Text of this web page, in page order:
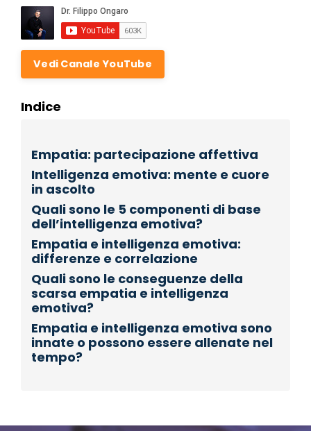
Vedi Canale YouTube
Indice
Empatia: partecipazione affettiva
Intelligenza emotiva: mente e cuore
in ascolto
Quali sono le 5 componenti di base
dell’intelligenza emotiva?
Empatia e intelligenza emotiva:
differenze e correlazione
Quali sono le conseguenze della
scarsa empatia e intelligenza
emotiva?
Empatia e intelligenza emotiva sono
innate o possono essere allenate nel
tempo?